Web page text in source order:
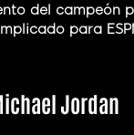
del campeón
para
Jordan